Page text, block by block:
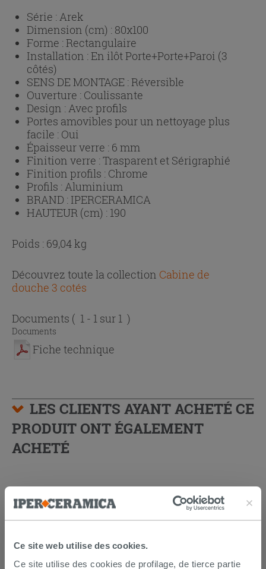
Ce site web utilise des cookies.
Ce site utilise des cookies de profilage, de tierce partie
Série :Arek
Dimension (cm) : 80x100
Forme :Rectangulaire
Installation :En ilôt Porte+Porte+Paroi (3
côtés)
SENS DE MONTAGE :Réversible
Ouverture : Coulissante
Design :Avec profils
Portes amovibles pour un nettoyage plus
facile : Oui
Épaisseur verre : 6 mm
Finition verre :Trasparent et Sérigraphié
Finition profils : Chrome
Profils :Aluminium
BRAND : IPERCERAMICA
HAUTEUR (cm) : 190
Poids : 69,04 kg
Découvrez toute la collection Cabine de
douche 3 cotés
Documents ( 1 - 1 sur 1 )
Documents
Fiche technique
LES CLIENTS AYANT ACHETÉ CE
PRODUIT ONT ÉGALEMENT
ACHETÉ